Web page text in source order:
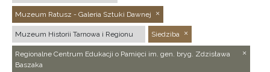
Muzeum Ratusz - Galeria Sztuki Dawnej
Muzeum Historii Tarnowa i Regionu Siedziba
Regionalne Centrum Edukacji o Pamięci im. gen. bryg. Zdzisława
Baszaka